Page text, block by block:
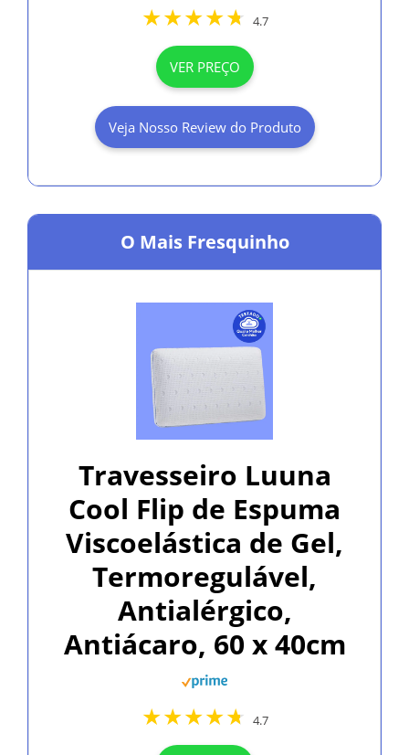
4.7
VER PREÇO
Veja Nosso Review do Produto
O Mais Fresquinho
Travesseiro Luuna
Cool Flip de Espuma
Viscoelástica de Gel,
Termoregulável,
Antialérgico,
Antiácaro, 60 x 40cm
4.7